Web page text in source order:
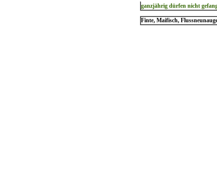
ganzjährig dürfen nicht
Finte, Maifisch,